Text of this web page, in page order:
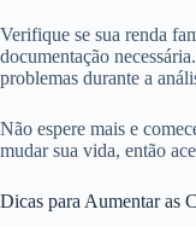
Verifique se sua renda
documentação
problemas durante a
Não espere mais e
mudar sua vida, então
Dicas para Aumentar as